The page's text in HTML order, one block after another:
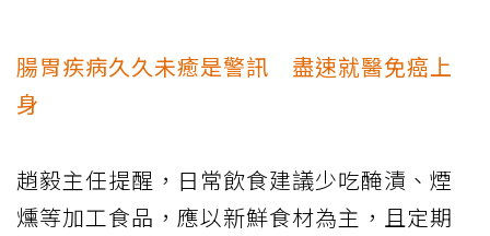
腸胃疾病久久未癒是警訊 盡速就醫免癌上
身
趙毅主任提醒，日常飲食建議少吃醃漬、煙
燻等加工食品，應以新鮮食材為主，且定期